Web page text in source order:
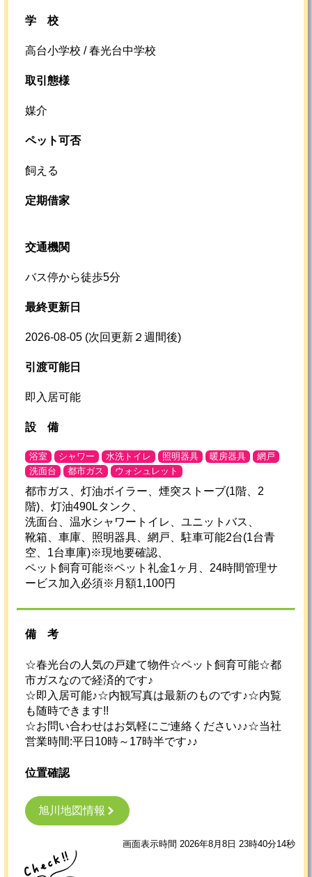
学校
高台小学校 / 春光台中学校
取引態様
媒介
ペット可否
飼える
定期借家
交通機関
バス停から徒歩5分
最終更新日
2026-08-05 (次回更新２週間後)
引渡可能日
即入居可能
設 備
浴室 シャワー 水洗トイレ 照明器具 暖房器具
網戸
洗面台
都市ガス ウォシュレット
都市ガス、灯油ボイラー、煙突ストーブ(1階、2
階)、灯油490Lタンク、
洗面台、温水シャワートイレ、ユニットバス、
靴箱、車庫、照明器具、網戸、駐車可能2台(1台青
空、1台車庫)※現地要確認、
ペット飼育可能※ペット礼金1ヶ月、24時間管理サ
ービス加入必須※月額1,100円
備考
☆春光台の人気の戸建て物件☆ペット飼育可能☆都
市ガスなので経済的です♪
☆即入居可能♪☆内観写真は最新のものです♪☆内覧
も随時できます!!
☆お問い合わせはお気軽にご連絡ください♪♪☆当社
営業時間:平日10時～17時半です♪♪
位置確認
旭川地図情報
画面表示時間 2026年8月8日 23時40分14秒